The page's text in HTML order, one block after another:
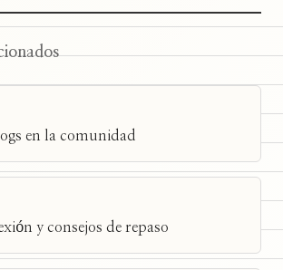
en la comunidad
y consejos de repaso